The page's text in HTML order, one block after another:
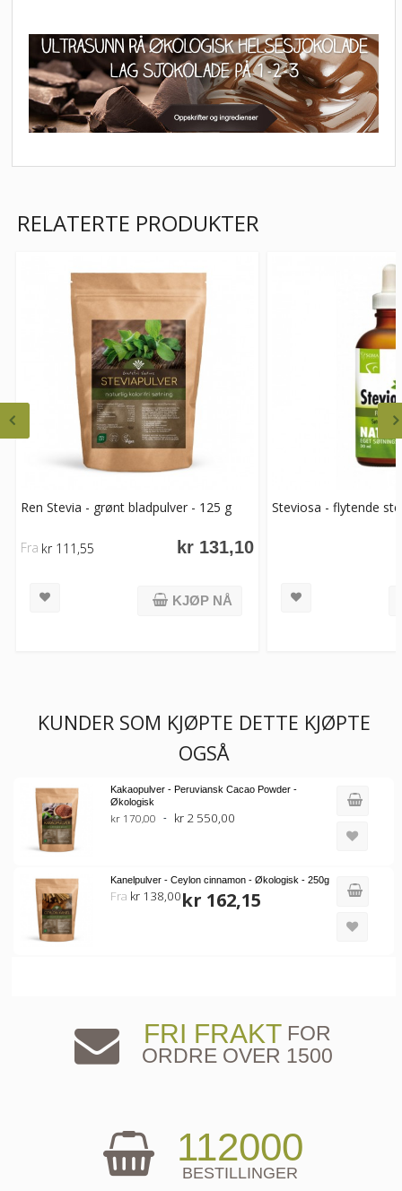
RELATERTE PRODUKTER
Ren Stevia - grønt bladpulver - 125 g
kr 131,10
Fra kr 111,55
KJØP NÅ
Steviosa - flytende
KUNDER SOM KJØPTE DETTE KJØPTE
OGSÅ
Kakaopulver - Peruviansk Cacao Powder -
Økologisk
kr 170,00 kr 2 550,00
Kanelpulver - Ceylon cinnamon - Økologisk - 250g
kr 162,15
Fra kr 138,00
FRI FRAKTFOR
ORDRE OVER 1500
112000
BESTILLINGER